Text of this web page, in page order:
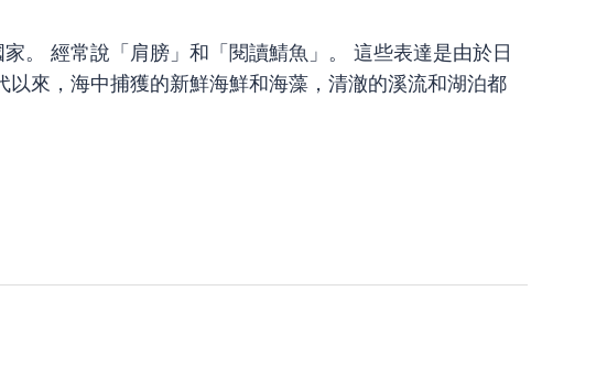
。 經常說「肩膀」和「閱讀鯖魚」。 這些表達是由於日
來，海中捕獲的新鮮海鮮和海藻，清澈的溪流和湖泊都